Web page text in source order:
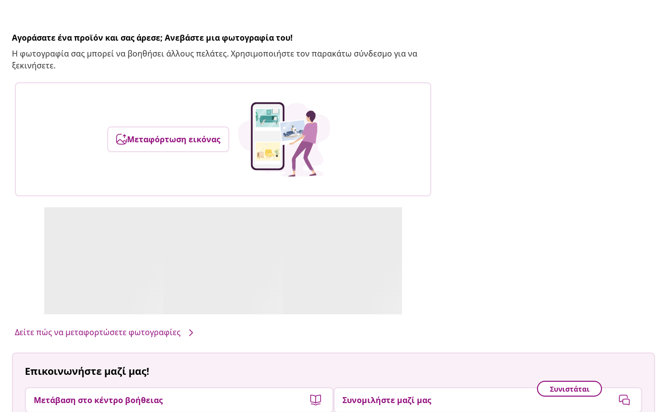
Αγοράσατε ένα προϊόν και σας άρεσε; Ανεβάστε μια φωτογραφία του!
Η φωτογραφία σας μπορεί να βοηθήσει άλλους πελάτες. Χρησιμοποιήστε τον παρακάτω σύνδεσμο για να
ξεκινήσετε.
Μεταφόρτωση εικόνας
Δείτε πώς να μεταφορτώσετε φωτογραφίες
Επικοινωνήστε μαζί μας!
Μετάβαση στο κέντρο βοήθειας
Συνιστάται
Συνομιλήστε μαζί μας